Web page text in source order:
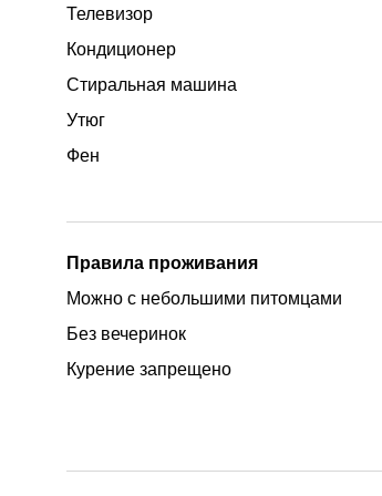
Телевизор
Кондиционер
Стиральная машина
Утюг
Фен
Правила проживания
Можно с небольшими питомцами
Без вечеринок
Курение запрещено